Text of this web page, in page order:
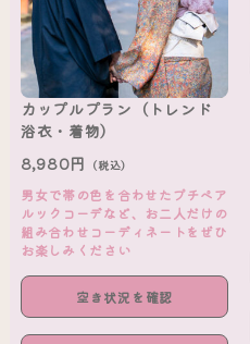
カップルプラン（トレンド
浴衣・着物）
8,980円 （税込）
男女で帯の色を合わせたプチペア
ルックコーデなど、お二人だけの
組み合わせコーディネートをぜひ
お楽しみください
空き状況を確認